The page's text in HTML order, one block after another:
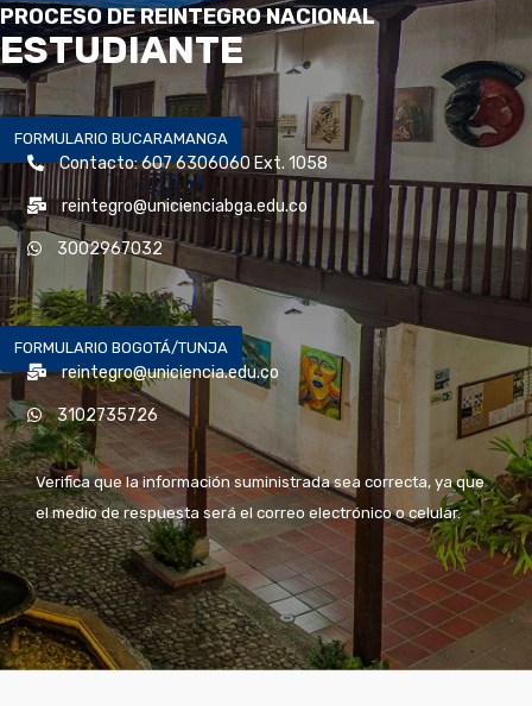
PROCESO DE REINTEGRO NACIONAL
ESTUDIANTE
FORMULARIO BUCARAMANGA
Contacto: 607 6306060 Ext. 1058
reintegro@unicienciabga.edu.co
3002967032
FORMULARIO BOGOTÁ/TUNJA
reintegro@uniciencia.edu.co
3102735726
Verifica que la información suministrada sea correcta, ya que
el medio de respuesta será el correo electrónico o celular.